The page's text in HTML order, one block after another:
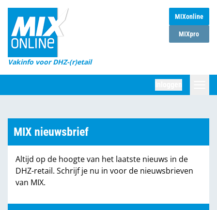
MIXonline
MIXpro
Vakinfo voor DHZ-(r)etail
Home
Magazines
DHZ Sessie
Marktcijfers
Partners
MIX nieuwsbrief
Altijd op de hoogte van het laatste nieuws in de
DHZ-retail. Schrijf je nu in voor de nieuwsbrieven
van MIX.